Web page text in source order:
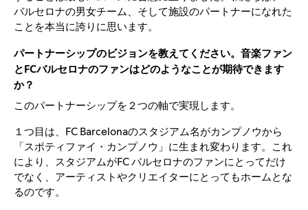
バルセロナの男女チーム、そして施設のパートナーになれた
ことを本当に誇りに思います。
パートナーシップのビジョンを教えてください。音楽ファン
とFCバルセロナのファンはどのようなことが期待できます
か？
このパートナーシップを２つの軸で実現します。
１つ目は、FC Barcelonaのスタジアム名がカンプノウから
「スポティファイ・カンプノウ」に生まれ変わります。これ
により、スタジアムがFC バルセロナのファンにとってだけ
でなく、アーティストやクリエイターにとってもホームとな
るのです。